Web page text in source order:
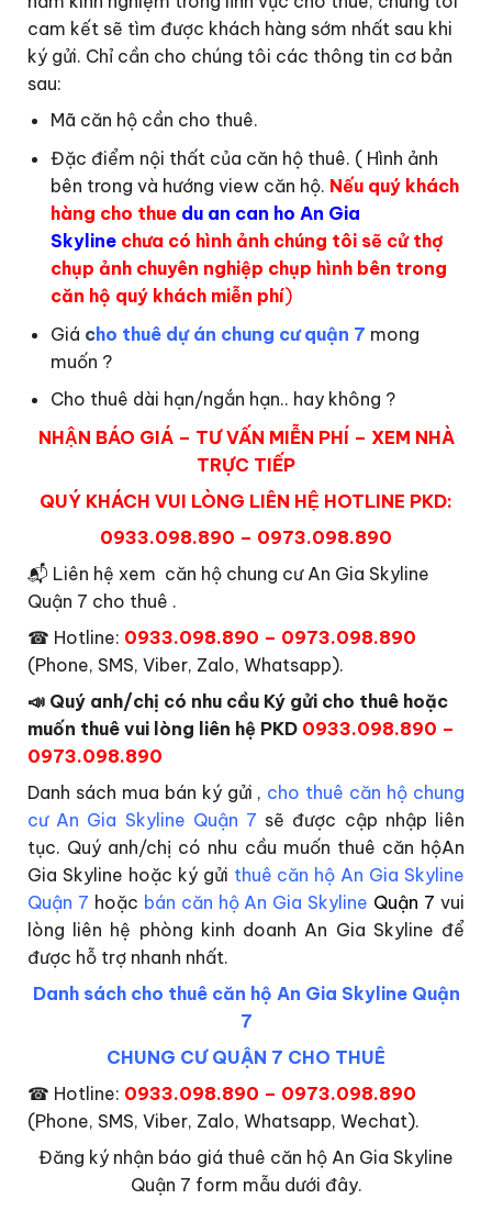
cam kết sẽ tìm được khách hàng sớm nhất sau khi
ký gửi. Chỉ cần cho chúng tôi các thông tin cơ bản
sau:
Mã căn hộ cần cho thuê.
Đặc điểm nội thất của căn hộ thuê. ( Hình ảnh
bên trong và hướng view căn hộ. Nếu quý khách
hàng cho thue du an can ho An Gia
Skylinechưa có hình ảnh chúng tôi sẽ cử thợ
chụp ảnh chuyên nghiệp chụp hình bên trong
căn hộ quý khách miễn phí)
Giá cho thuê dự án chung cư quận 7 mong
muốn ?
Cho thuê dài hạn/ngắn hạn.. hay không ?
NHẬN BÁO GIÁ – TƯ VẤN MIỄN PHÍ – XEM NHÀ
TRỰC TIẾP
QUÝ KHÁCH VUI LÒNG LIÊN HỆ HOTLINE PKD:
0933.098.890 – 0973.098.890
📬 Liên hệ xem căn hộ chung cư An Gia Skyline
Quận 7 cho thuê .
☎ Hotline: 0933.098.890 – 0973.098.890
(Phone, SMS, Viber, Zalo, Whatsapp).
📣 Quý anh/chị có nhu cầu Ký gửi cho thuê hoặc
muốn thuê vui lòng liên hệ PKD 0933.098.890 –
0973.098.890
Danh sách mua bán ký gửi , cho thuê căn hộ chung
cư An Gia Skyline Quận 7 sẽ được cập nhập liên
tục. Quý anh/chị có nhu cầu muốn thuê căn hộAn
Gia Skyline hoặc ký gửi thuê căn hộ An Gia Skyline
Quận 7 hoặc bán căn hộ An Gia Skyline Quận 7vui
lòng liên hệ phòng kinh doanh An Gia Skyline để
được hỗ trợ nhanh nhất.
Danh sách cho thuê căn hộ An Gia Skyline Quận
7
CHUNG CƯ QUẬN 7 CHO THUÊ
☎ Hotline: 0933.098.890 – 0973.098.890
(Phone, SMS, Viber, Zalo, Whatsapp, Wechat).
Đăng ký nhận báo giá thuê căn hộ An Gia Skyline
Quận 7 form mẫu dưới đây.